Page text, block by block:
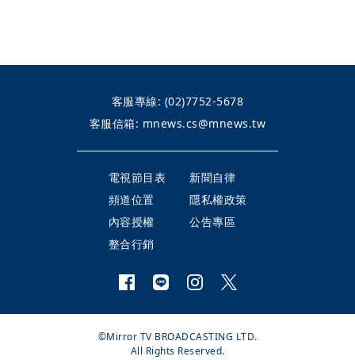
客服專線: (02)7752-5678
客服信箱: mnews.cs@mnews.tw
電視節目表
新聞自律
頻道位置
隱私權政策
內容授權
公告專區
整合行銷
©Mirror TV BROADCASTING LTD.
All Rights Reserved.